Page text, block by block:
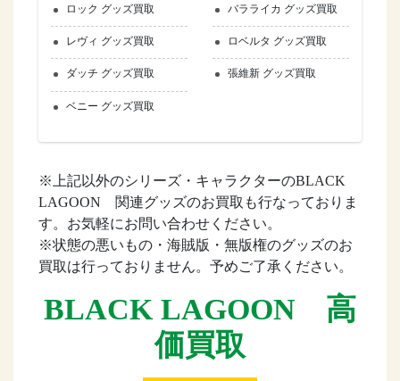
ロック グッズ買取
レヴィ グッズ買取
ダッチ グッズ買取
ベニー グッズ買取
バラライカ グッズ買取
ロベルタ グッズ買取
張維新 グッズ買取
※上記以外のシリーズ・キャラクターのBLACK
LAGOON 関連グッズのお買取も行なっておりま
す。お気軽にお問い合わせください。
※状態の悪いもの・海賊版・無版権のグッズのお
買取は行っておりません。予めご了承ください。
BLACK LAGOON 高
価買取